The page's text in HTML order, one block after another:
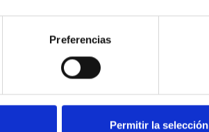
Preferencias
Permitir la selección